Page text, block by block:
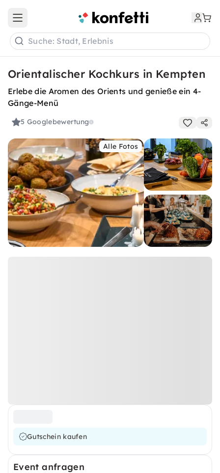
Open main menu
Suche: Stadt, Erlebnis
Orientalischer Kochkurs in Kempten
Erlebe die Aromen des Orients und genieße ein 4-
Gänge-Menü
5 Googlebewertung
Alle Fotos
Gutschein kaufen
Event anfragen